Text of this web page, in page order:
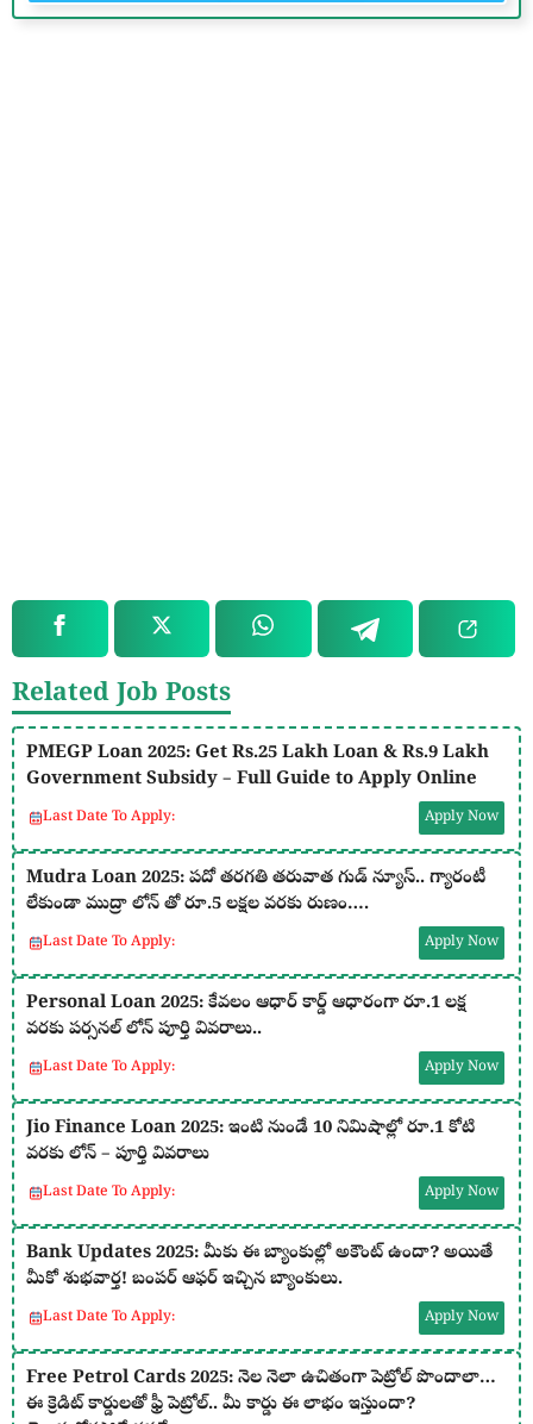
Related Job Posts
PMEGP Loan 2025: Get Rs.25 Lakh Loan & Rs.9 Lakh
Government Subsidy – Full Guide to Apply Online
Last Date To Apply: Apply Now
Mudra Loan 2025: పదో తరగతి తరువాత గుడ్ న్యూస్.. గ్యారంటీ
లేకుండా ముద్రా లోన్ తో రూ.5 లక్షల వరకు రుణం….
Last Date To Apply: Apply Now
Personal Loan 2025: కేవలం ఆధార్ కార్డ్ ఆధారంగా రూ.1 లక్ష
వరకు పర్సనల్ లోన్ పూర్తి వివరాలు..
Last Date To Apply: Apply Now
Jio Finance Loan 2025: ఇంటి నుండే 10 నిమిషాల్లో రూ.1 కోటి
వరకు లోన్ – పూర్తి వివరాలు
Last Date To Apply: Apply Now
Bank Updates 2025: మీకు ఈ బ్యాంకుల్లో అకౌంట్ ఉందా? అయితే
మీకో శుభవార్త! బంపర్ ఆఫర్ ఇచ్చిన బ్యాంకులు.
Last Date To Apply: Apply Now
Free Petrol Cards 2025: నెల నెలా ఉచితంగా పెట్రోల్ పొందాలా…
ఈ క్రెడిట్ కార్డులతో ఫ్రీ పెట్రోల్.. మీ కార్డు ఈ లాభం ఇస్తుందా?